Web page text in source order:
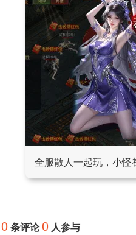
全服散人一起玩，小怪
0 条评论0 人参与